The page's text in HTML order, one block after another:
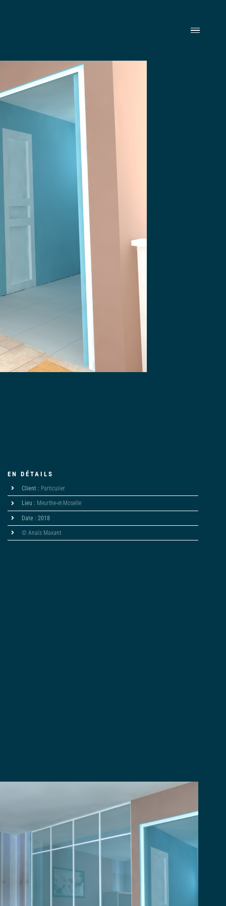
EN DÉTAILS
Client : Particulier
Lieu : Meurthe-et-Moselle
Date : 2018
© Anaïs Maxant